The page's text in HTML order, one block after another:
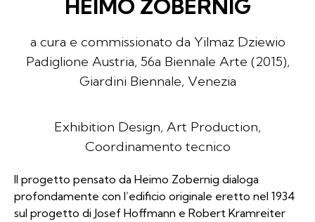
HEIMO ZOBERNIG
a cura e commissionato da Yilmaz Dziewio
Padiglione Austria, 56a Biennale Arte (2015),
Giardini Biennale, Venezia
Exhibition Design, Art Production,
Coordinamento tecnico
Il progetto pensato da Heimo Zobernig dialoga
profondamente con l’edificio originale eretto nel 1934
sul progetto di Josef Hoffmann e Robert Kramreiter